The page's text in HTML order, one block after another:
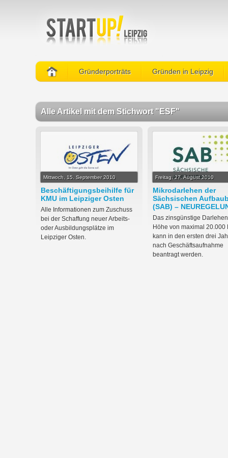
Gründerporträts Gründen in Leipzig
Alle Artikel mit dem Stichwort "ESF"
Mittwoch, 15. September 2010
Beschäftigungsbeihilfe für
KMU im Leipziger Osten
Alle Informationen zum Zuschuss
bei der Schaffung neuer Arbeits-
oder Ausbildungsplätze im
Leipziger Osten.
Freitag, 27. August 2010
Mikrodarlehen der
Sächsischen
(SAB) –
Das zinsgünstige
Höhe von maximal 20.000
kann in den ersten drei
nach Geschäftsaufnahme
beantragt werden.